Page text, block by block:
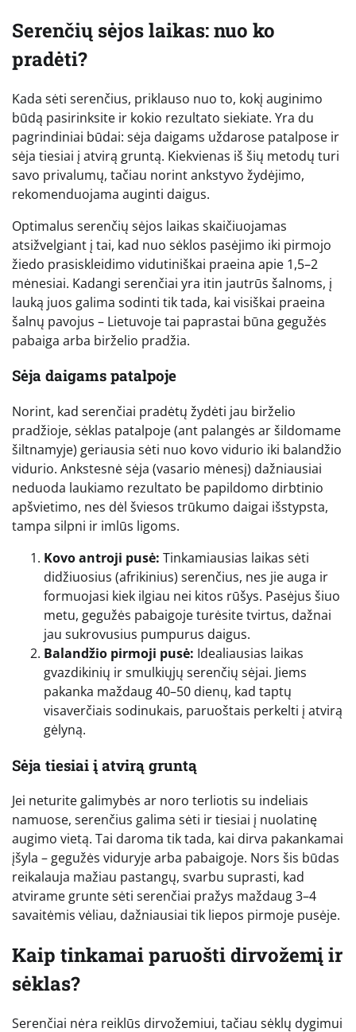
Serenčių sėjos laikas: nuo ko
pradėti?
Kada sėti serenčius, priklauso nuo to, kokį auginimo
būdą pasirinksite ir kokio rezultato siekiate. Yra du
pagrindiniai būdai: sėja daigams uždarose patalpose ir
sėja tiesiai į atvirą gruntą. Kiekvienas iš šių metodų turi
savo privalumų, tačiau norint ankstyvo žydėjimo,
rekomenduojama auginti daigus.
Optimalus serenčių sėjos laikas skaičiuojamas
atsižvelgiant į tai, kad nuo sėklos pasėjimo iki pirmojo
žiedo prasiskleidimo vidutiniškai praeina apie 1,5–2
mėnesiai. Kadangi serenčiai yra itin jautrūs šalnoms, į
lauką juos galima sodinti tik tada, kai visiškai praeina
šalnų pavojus – Lietuvoje tai paprastai būna gegužės
pabaiga arba birželio pradžia.
Sėja daigams patalpoje
Norint, kad serenčiai pradėtų žydėti jau birželio
pradžioje, sėklas patalpoje (ant palangės ar šildomame
šiltnamyje) geriausia sėti nuo kovo vidurio iki balandžio
vidurio. Ankstesnė sėja (vasario mėnesį) dažniausiai
neduoda laukiamo rezultato be papildomo dirbtinio
apšvietimo, nes dėl šviesos trūkumo daigai išstypsta,
tampa silpni ir imlūs ligoms.
Kovo antroji pusė: Tinkamiausias laikas sėti
didžiuosius (afrikinius) serenčius, nes jie auga ir
formuojasi kiek ilgiau nei kitos rūšys. Pasėjus šiuo
metu, gegužės pabaigoje turėsite tvirtus, dažnai
jau sukrovusius pumpurus daigus.
Balandžio pirmoji pusė: Idealiausias laikas
gvazdikinių ir smulkiųjų serenčių sėjai. Jiems
pakanka maždaug 40–50 dienų, kad taptų
visaverčiais sodinukais, paruoštais perkelti į atvirą
gėlyną.
Sėja tiesiai į atvirą gruntą
Jei neturite galimybės ar noro terliotis su indeliais
namuose, serenčius galima sėti ir tiesiai į nuolatinę
augimo vietą. Tai daroma tik tada, kai dirva pakankamai
įšyla – gegužės viduryje arba pabaigoje. Nors šis būdas
reikalauja mažiau pastangų, svarbu suprasti, kad
atvirame grunte sėti serenčiai pražys maždaug 3–4
savaitėmis vėliau, dažniausiai tik liepos pirmoje pusėje.
Kaip tinkamai paruošti dirvožemį ir
sėklas?
Serenčiai nėra reiklūs dirvožemiui, tačiau sėklų dygimui